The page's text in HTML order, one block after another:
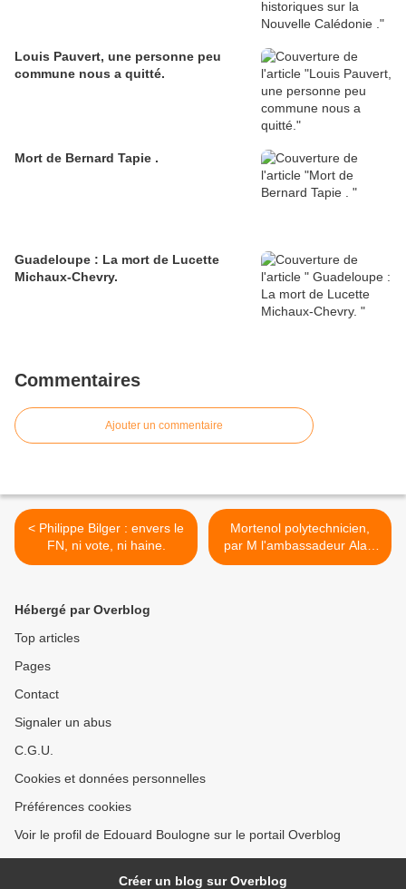
Louis Pauvert, une personne peu
commune nous a quitté.
Mort de Bernard Tapie .
Guadeloupe : La mort de Lucette
Michaux-Chevry.
Commentaires
Ajouter un commentaire
< Philippe Bilger : envers le
FN, ni vote, ni haine.
Mortenol polytechnicien,
par M l'ambassadeur Alain
Pierret. >
Hébergé par Overblog
Top articles
Pages
Contact
Signaler un abus
C.G.U.
Cookies et données personnelles
Préférences cookies
Voir le profil de Edouard Boulogne sur le portail Overblog
Créer un blog sur Overblog